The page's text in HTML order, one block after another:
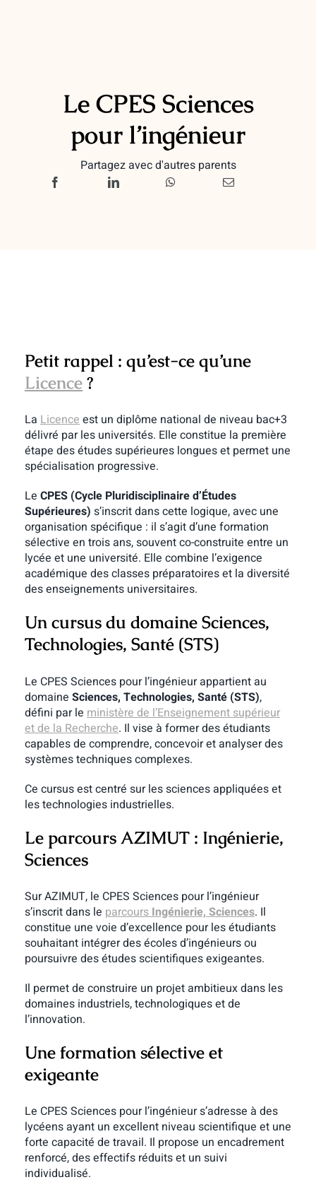
Le CPES Sciences
pour l’ingénieur
Partagez avec d'autres parents
Petit rappel : qu’est-ce qu’une
Licence?
La Licenceest un diplôme national de niveau bac+3
délivré par les universités. Elle constitue la première
étape des études supérieures longues et permet une
spécialisation progressive.
Le CPES (Cycle Pluridisciplinaire d’Études
Supérieures) s’inscrit dans cette logique, avec une
organisation spécifique : il s’agit d’une formation
sélective en trois ans, souvent co-construite entre un
lycée et une université. Elle combine l’exigence
académique des classes préparatoires et la diversité
des enseignements universitaires.
Un cursus du domaine Sciences,
Technologies, Santé (STS)
Le CPES Sciences pour l’ingénieur appartient au
domaine Sciences, Technologies, Santé (STS),
défini par le ministère de l’Enseignement supérieur
et de la Recherche. Il vise à former des étudiants
capables de comprendre, concevoir et analyser des
systèmes techniques complexes.
Ce cursus est centré sur les sciences appliquées et
les technologies industrielles.
Le parcours AZIMUT : Ingénierie,
Sciences
Sur AZIMUT, le CPES Sciences pour l’ingénieur
s’inscrit dans le parcoursIngénierie, Sciences. Il
constitue une voie d’excellence pour les étudiants
souhaitant intégrer des écoles d’ingénieurs ou
poursuivre des études scientifiques exigeantes.
Il permet de construire un projet ambitieux dans les
domaines industriels, technologiques et de
l’innovation.
Une formation sélective et
exigeante
Le CPES Sciences pour l’ingénieur s’adresse à des
lycéens ayant un excellent niveau scientifique et une
forte capacité de travail. Il propose un encadrement
renforcé, des effectifs réduits et un suivi
individualisé.